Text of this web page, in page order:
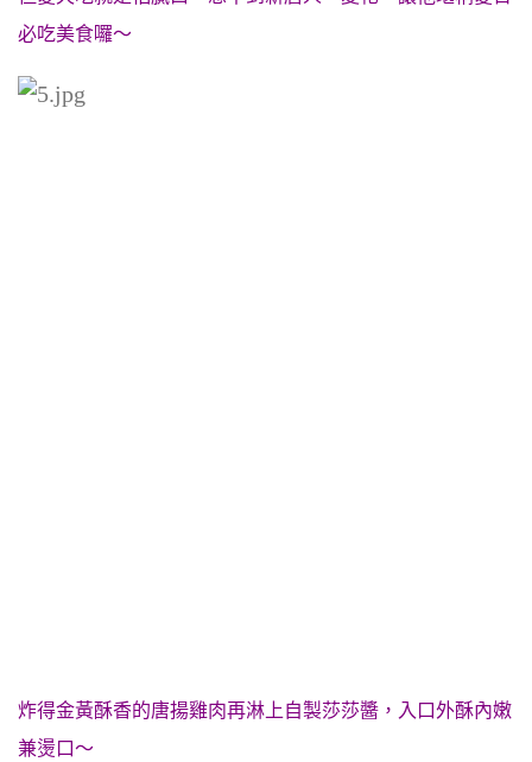
必吃美食囉～
炸得金黃酥香的唐揚雞肉再淋上自製莎莎醬，入口外酥內嫩
兼燙口～